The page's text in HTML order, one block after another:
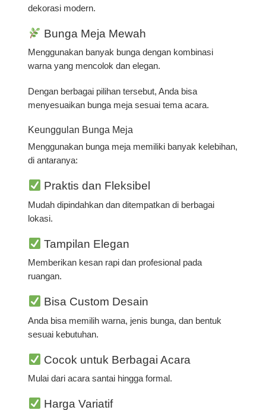
dekorasi modern.
Bunga Meja Mewah
Menggunakan banyak bunga dengan kombinasi
warna yang mencolok dan elegan.
Dengan berbagai pilihan tersebut, Anda bisa
menyesuaikan bunga meja sesuai tema acara.
Keunggulan Bunga Meja
Menggunakan bunga meja memiliki banyak kelebihan,
di antaranya:
Praktis dan Fleksibel
Mudah dipindahkan dan ditempatkan di berbagai
lokasi.
Tampilan Elegan
Memberikan kesan rapi dan profesional pada
ruangan.
Bisa Custom Desain
Anda bisa memilih warna, jenis bunga, dan bentuk
sesuai kebutuhan.
Cocok untuk Berbagai Acara
Mulai dari acara santai hingga formal.
Harga Variatif